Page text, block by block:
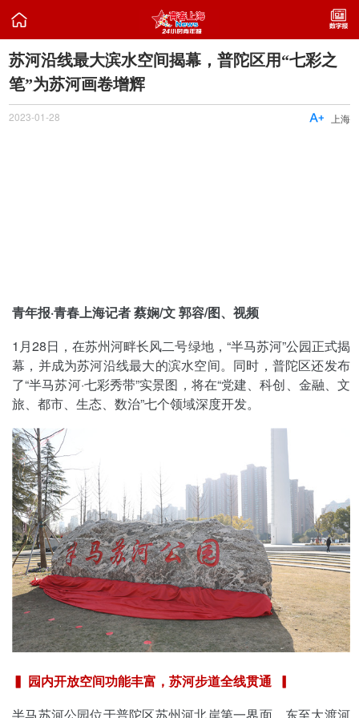

​苏河沿线最大滨水空间揭幕，普陀区用“七彩之
笔”为苏河画卷增辉
2023-01-28 上海

青年报·青春上海记者 蔡娴/文 郭容/图、视频
1月28日，在苏州河畔长风二号绿地，“半马苏河”公园正式揭
幕，并成为苏河沿线最大的滨水空间。同时，普陀区还发布
了“半马苏河·七彩秀带”实景图，将在“党建、科创、金融、文
旅、都市、生态、数治”七个领域深度开发。
▍ 园内开放空间功能丰富，苏河步道全线贯通 ▎
半马苏河公园位于普陀区苏州河北岸第一界面，东至大渡河